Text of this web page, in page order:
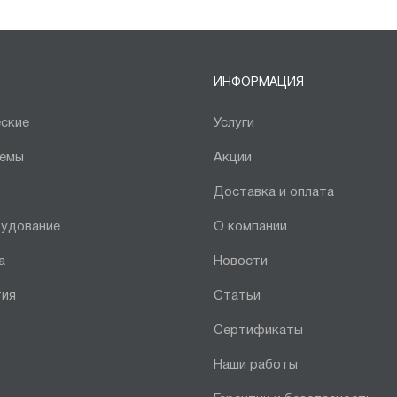
ИНФОРМАЦИЯ
Услуги
Акции
Доставка и оплата
О компании
Новости
Статьи
Сертификаты
Наши работы